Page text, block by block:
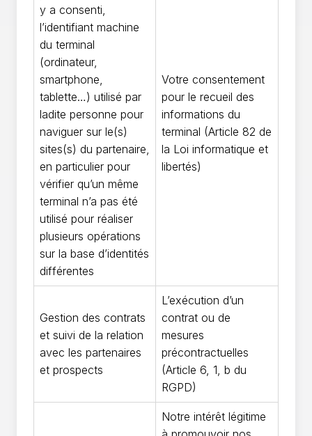
y a consenti,
l’identifiant machine
du terminal
(ordinateur,
smartphone,
tablette…) utilisé par
ladite personne pour
naviguer sur le(s)
sites(s) du partenaire,
en particulier pour
vérifier qu’un même
terminal n’a pas été
utilisé pour réaliser
plusieurs opérations
sur la base d’identités
différentes
Votre consentement
pour le recueil des
informations du
terminal (Article 82 de
la Loi informatique et
libertés)
Gestion des contrats
et suivi de la relation
avec les partenaires
et prospects
L’exécution d’un
contrat ou de
mesures
précontractuelles
(Article 6, 1, b du
RGPD)
Notre intérêt légitime